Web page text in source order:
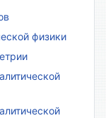
физики